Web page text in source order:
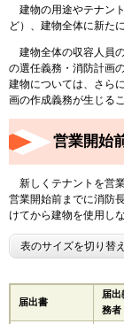
建物の用途やテナン
ど）、建物全体に新た
建物全体の収容人員
の選任義務・消防計画
建物については、さら
画の作成義務が生じる
営業開始
新しくテナントを営
営業開始前までに消防
けてから建物を使用し
表のサイズを切り替
届出書
届出
務者